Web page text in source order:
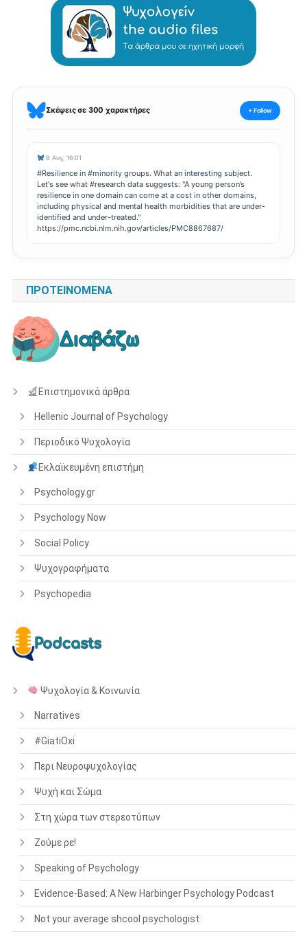
Σκέψεις σε 300 χαρακτήρες + Follow
8 Αυγ, 16:01
#Resilience in #minority groups. What an interesting subject.
Let's see what #research data suggests: "A young person’s
resilience in one domain can come at a cost in other domains,
including physical and mental health morbidities that are under-
identified and under-treated."
https://pmc.ncbi.nlm.nih.gov/articles/PMC8867687/
ΠΡΟΤΕΙΝΌΜΕΝΑ
Επιστημονικά άρθρα
Hellenic Journal of Psychology
Περιοδικό Ψυχολογία
Εκλαϊκευμένη επιστήμη
Psychology.gr
Psychology Now
Social Policy
Ψυχογραφήματα
Psychopedia
Ψυχολογία & Κοινωνία
Narratives
#GiatiOxi
Περι Νευροψυχολογίας
Ψυχή και Σώμα
Στη χώρα των στερεοτύπων
Ζούμε ρε!
Speaking of Psychology
Evidence-Based: A New Harbinger Psychology Podcast
Not your average shcool psychologist